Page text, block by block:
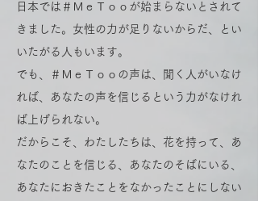
日本では＃ＭｅＴｏｏが始まらないとされて
きました。女性の力が足りないからだ、とい
いたがる人もいます。
でも、＃ＭｅＴｏｏの声は、聞く人がいなけ
れば、あなたの声を信じるという力がなけれ
ば上げられない。
だからこそ、わたしたちは、花を持って、あ
なたのことを信じる、あなたのそばにいる、
あなたにおきたことをなかったことにしない